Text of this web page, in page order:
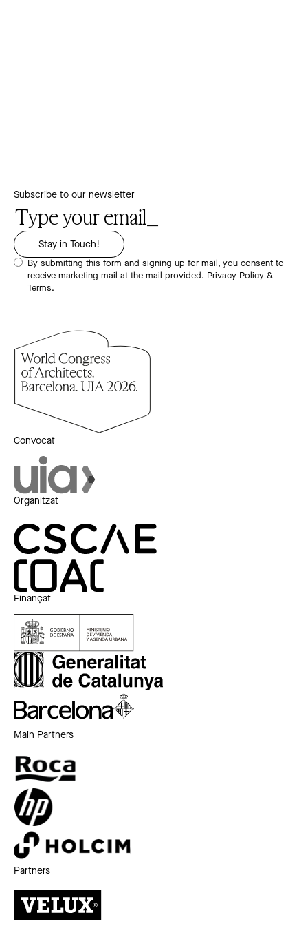
Subscribe to our newsletter
By submitting this form and signing up for mail, you consent to
receive marketing mail at the mail provided. Privacy Policy &
Terms.
Convocat
Organitzat
Finançat
Main Partners
Partners